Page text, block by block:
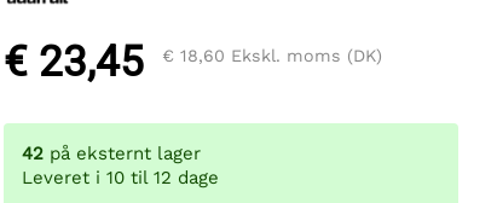
€ 23,45 € 18,60 Ekskl. moms (DK)
42 på eksternt lager
Leveret i 10 til 12 dage